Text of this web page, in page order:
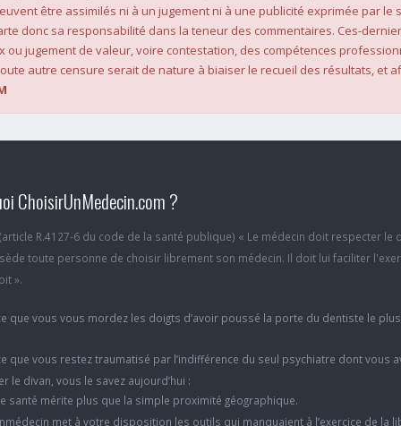
être assimilés ni à un jugement ni à une publicité exprimée par le
donc sa responsabilité dans la teneur des commentaires. Ces-
jugement de valeur, voire contestation, des compétences
autre censure serait de nature à biaiser le recueil des résultats, et
ChoisirUnMedecin.com ?
R.4127-6 du code de la santé publique) « Le médecin doit respecter le
toute personne de choisir librement son médecin. Il doit lui faciliter
».
que vous vous mordez les doigts d’avoir poussé la porte du dentiste le plus
que vous restez traumatisé par l’indifférence du seul psychiatre dont vous
le divan, vous le savez aujourd’hui :
santé mérite plus que la simple proximité géographique.
met à votre disposition les outils qui manquaient à l’exercice de la